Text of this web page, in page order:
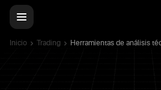
Inicio Trading Herramientas de análisis